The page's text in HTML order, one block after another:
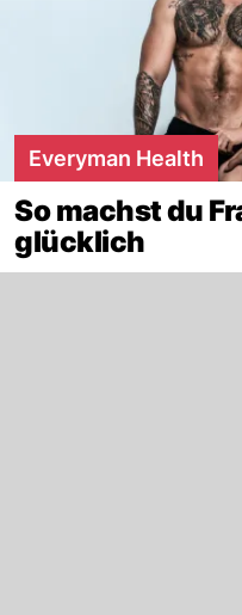
Everyman Health
So machst du
glücklich